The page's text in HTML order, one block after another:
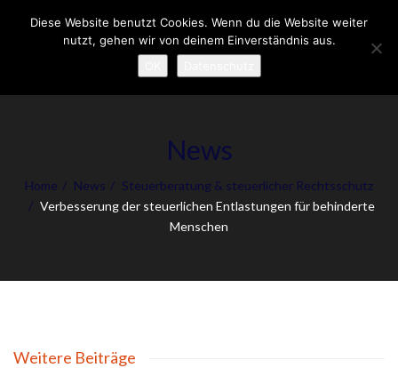
News
Home News
Steuerberatung & steuerlicher Rechtsschutz
Verbesserung der steuerlichen Entlastungen für behinderte
Menschen
Weitere Beiträge
Diese Website benutzt Cookies. Wenn du die Website weiter
nutzt, gehen wir von deinem Einverständnis aus.